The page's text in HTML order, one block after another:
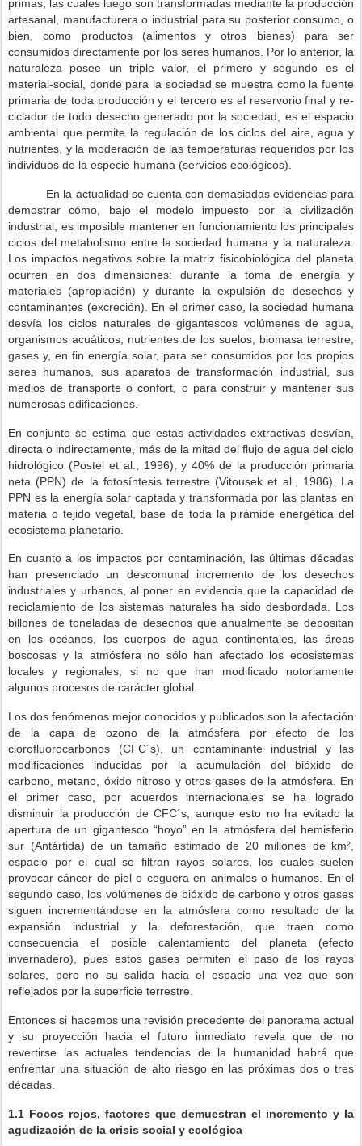
primas, las cuales luego son transformadas mediante la producción
artesanal, manufacturera o industrial para su posterior consumo, o
bien, como productos (alimentos y otros bienes) para ser
consumidos directamente por los seres humanos. Por lo anterior, la
naturaleza posee un triple valor, el primero y segundo es el
material-social, donde para la sociedad se muestra como la fuente
primaria de toda producción y el tercero es el reservorio final y re-
ciclador de todo desecho generado por la sociedad, es el espacio
ambiental que permite la regulación de los ciclos del aire, agua y
nutrientes, y la moderación de las temperaturas requeridos por los
individuos de la especie humana (servicios ecológicos).
En la actualidad se cuenta con demasiadas evidencias para
demostrar cómo, bajo el modelo impuesto por la civilización
industrial, es imposible mantener en funcionamiento los principales
ciclos del metabolismo entre la sociedad humana y la naturaleza.
Los impactos negativos sobre la matriz fisicobiológica del planeta
ocurren en dos dimensiones: durante la toma de energía y
materiales (apropiación) y durante la expulsión de desechos y
contaminantes (excreción). En el primer caso, la sociedad humana
desvía los ciclos naturales de gigantescos volúmenes de agua,
organismos acuáticos, nutrientes de los suelos, biomasa terrestre,
gases y, en fin energía solar, para ser consumidos por los propios
seres humanos, sus aparatos de transformación industrial, sus
medios de transporte o confort, o para construir y mantener sus
numerosas edificaciones.
En conjunto se estima que estas actividades extractivas desvían,
directa o indirectamente, más de la mitad del flujo de agua del ciclo
hidrológico (Postel et al., 1996), y 40% de la producción primaria
neta (PPN) de la fotosíntesis terrestre (Vitousek et al., 1986). La
PPN es la energía solar captada y transformada por las plantas en
materia o tejido vegetal, base de toda la pirámide energética del
ecosistema planetario.
En cuanto a los impactos por contaminación, las últimas décadas
han presenciado un descomunal incremento de los desechos
industriales y urbanos, al poner en evidencia que la capacidad de
reciclamiento de los sistemas naturales ha sido desbordada. Los
billones de toneladas de desechos que anualmente se depositan
en los océanos, los cuerpos de agua continentales, las áreas
boscosas y la atmósfera no sólo han afectado los ecosistemas
locales y regionales, si no que han modificado notoriamente
algunos procesos de carácter global.
Los dos fenómenos mejor conocidos y publicados son la afectación
de la capa de ozono de la atmósfera por efecto de los
clorofluorocarbonos (CFC´s), un contaminante industrial y las
modificaciones inducidas por la acumulación del bióxido de
carbono, metano, óxido nitroso y otros gases de la atmósfera. En
el primer caso, por acuerdos internacionales se ha logrado
disminuir la producción de CFC´s, aunque esto no ha evitado la
apertura de un gigantesco “hoyo” en la atmósfera del hemisferio
sur (Antártida) de un tamaño estimado de 20 millones de km²,
espacio por el cual se filtran rayos solares, los cuales suelen
provocar cáncer de piel o ceguera en animales o humanos. En el
segundo caso, los volúmenes de bióxido de carbono y otros gases
siguen incrementándose en la atmósfera como resultado de la
expansión industrial y la deforestación, que traen como
consecuencia el posible calentamiento del planeta (efecto
invernadero), pues estos gases permiten el paso de los rayos
solares, pero no su salida hacia el espacio una vez que son
reflejados por la superficie terrestre.
Entonces si hacemos una revisión precedente del panorama actual
y su proyección hacia el futuro inmediato revela que de no
revertirse las actuales tendencias de la humanidad habrá que
enfrentar una situación de alto riesgo en las próximas dos o tres
décadas.
1.1 Focos rojos, factores que demuestran el incremento y la
agudización de la crisis social y ecológica